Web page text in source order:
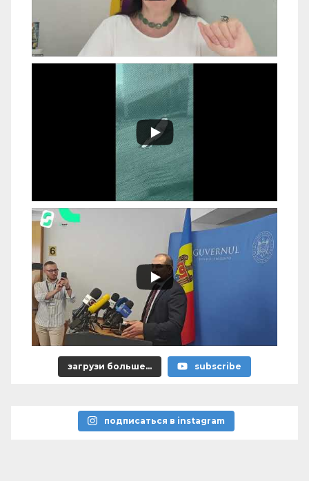
загрузи больше... subscribe
подписаться в instagram